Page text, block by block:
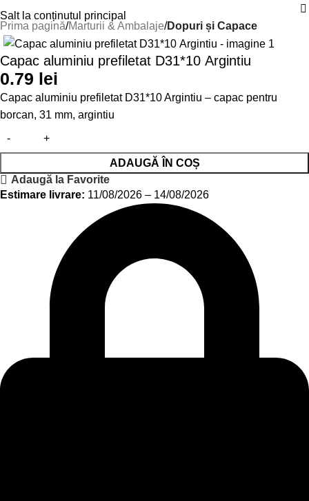
Salt la conținutul principal
Prima pagină Marturii & Ambalaje Dopuri și Capace
Capac aluminiu prefiletat D31*10 Argintiu
0.79 lei
Capac aluminiu prefiletat D31*10 Argintiu – capac pentru
borcan, 31 mm, argintiu
ADAUGĂ ÎN COȘ
Adaugă la Favorite
Estimare livrare: 11/08/2026 – 14/08/2026